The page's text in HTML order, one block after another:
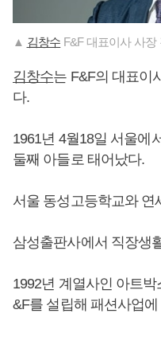
▲ 김창수 F&F 대표이사 사장
김창수는 F&F의 대표이
다.
1961년 4월18일 서울에
둘째 아들로 태어났다.
서울 동성고등학교와
삼성출판사에서 직장생
1992년 계열사인 아트
&F를 설립해 패션사업